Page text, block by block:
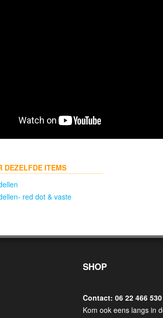
DEZELFDE ITEMS
red dot & vaste
SHOP
Contact: 06 22 466 530
Kom ook eens langs in